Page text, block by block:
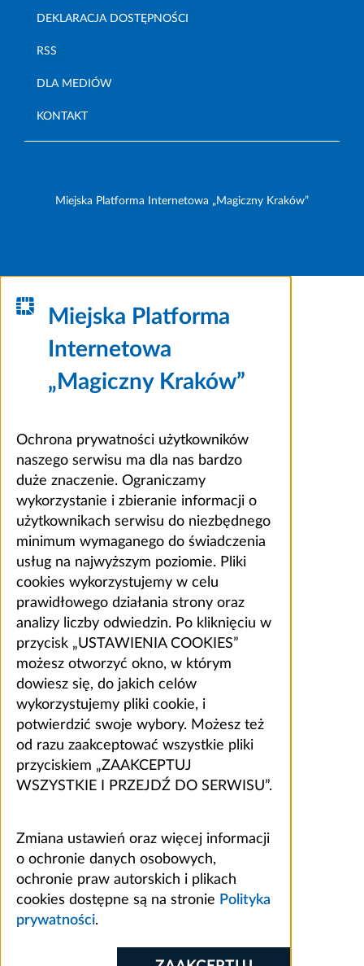
DEKLARACJA DOSTĘPNOŚCI
RSS
DLA MEDIÓW
KONTAKT
Miejska Platforma Internetowa „Magiczny Kraków”
Miejska Platforma
Internetowa
„Magiczny Kraków”
Ochrona prywatności użytkowników
naszego serwisu ma dla nas bardzo
duże znaczenie. Ograniczamy
wykorzystanie i zbieranie informacji o
użytkownikach serwisu do niezbędnego
minimum wymaganego do świadczenia
usług na najwyższym poziomie. Pliki
cookies wykorzystujemy w celu
prawidłowego działania strony oraz
analizy liczby odwiedzin. Po kliknięciu w
przycisk „USTAWIENIA COOKIES”
możesz otworzyć okno, w którym
dowiesz się, do jakich celów
wykorzystujemy pliki cookie, i
potwierdzić swoje wybory. Możesz też
od razu zaakceptować wszystkie pliki
przyciskiem „ZAAKCEPTUJ
WSZYSTKIE I PRZEJDŹ DO SERWISU”.
Zmiana ustawień oraz więcej informacji
o ochronie danych osobowych,
ochronie praw autorskich i plikach
cookies dostępne są na stronie Polityka
prywatności.